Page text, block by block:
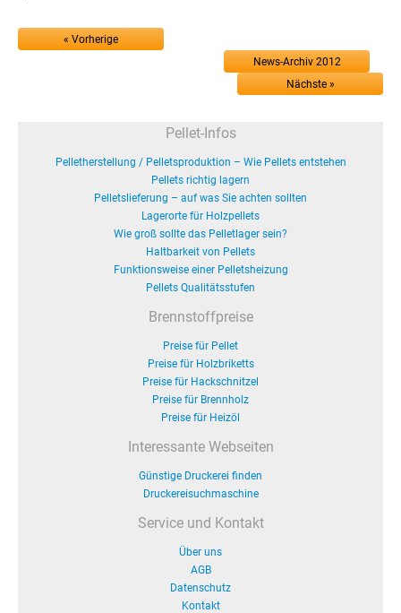
« Vorherige
News-Archiv 2012
Nächste »
Pellet-Infos
Pelletherstellung / Pelletsproduktion – Wie Pellets entstehen
Pellets richtig lagern
Pelletslieferung – auf was Sie achten sollten
Lagerorte für Holzpellets
Wie groß sollte das Pelletlager sein?
Haltbarkeit von Pellets
Funktionsweise einer Pelletsheizung
Pellets Qualitätsstufen
Brennstoffpreise
Preise für Pellet
Preise für Holzbriketts
Preise für Hackschnitzel
Preise für Brennholz
Preise für Heizöl
Interessante Webseiten
Günstige Druckerei finden
Druckereisuchmaschine
Service und Kontakt
Über uns
AGB
Datenschutz
Kontakt